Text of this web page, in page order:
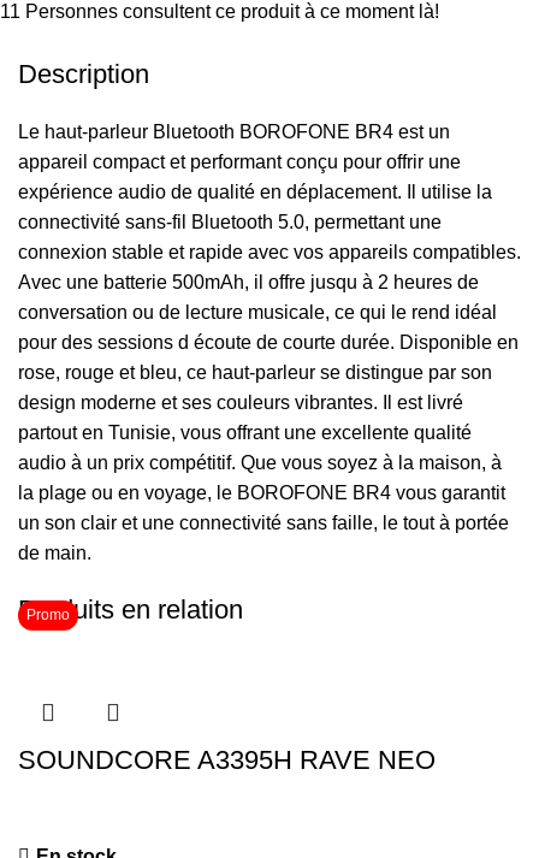
11 Personnes consultent ce produit à ce moment là!
Description
Le haut-parleur Bluetooth BOROFONE BR4 est un
appareil compact et performant conçu pour offrir une
expérience audio de qualité en déplacement. Il utilise la
connectivité sans-fil Bluetooth 5.0, permettant une
connexion stable et rapide avec vos appareils compatibles.
Avec une batterie 500mAh, il offre jusqu à 2 heures de
conversation ou de lecture musicale, ce qui le rend idéal
pour des sessions d écoute de courte durée. Disponible en
rose, rouge et bleu, ce haut-parleur se distingue par son
design moderne et ses couleurs vibrantes. Il est livré
partout en Tunisie, vous offrant une excellente qualité
audio à un prix compétitif. Que vous soyez à la maison, à
la plage ou en voyage, le BOROFONE BR4 vous garantit
un son clair et une connectivité sans faille, le tout à portée
de main.
Produits en relation
SOUNDCORE A3395H RAVE NEO
Promo